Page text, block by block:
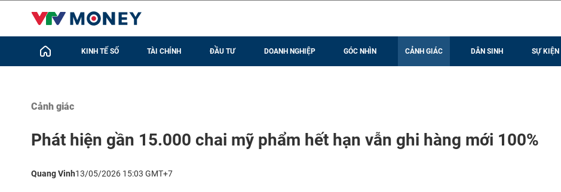
KINH TẾ SỐ TÀI CHÍNH ĐẦU TƯ DOANH NGHIỆP GÓC NHÌN CẢNH GIÁC DÂN SINH SỰ KIỆN
Cảnh giác
Phát hiện gần 15.000 chai mỹ phẩm hết hạn vẫn ghi hàng mới 100%
Quang Vinh13/05/2026 15:03 GMT+7